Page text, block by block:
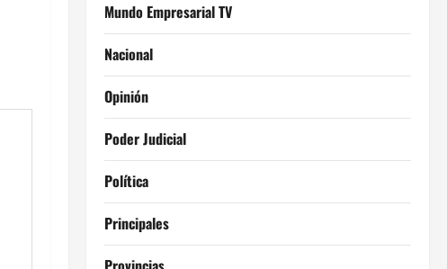
Mundo Empresarial TV
Nacional
Opinión
Poder Judicial
Política
Principales